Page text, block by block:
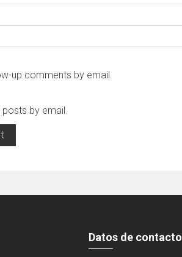
up comments by email.
by email.
Datos de contacto